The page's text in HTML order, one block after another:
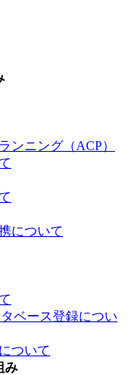
ンニング（ACP）
について
ベース登録につい
ついて
み